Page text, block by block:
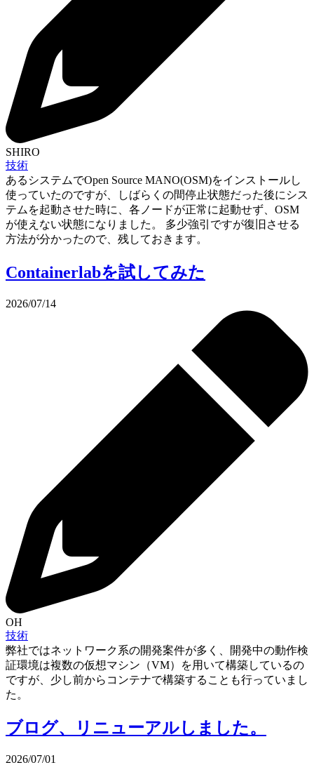
SHIRO
技術
あるシステムでOpen Source MANO(OSM)をインストールし
使っていたのですが、しばらくの間停止状態だった後にシス
テムを起動させた時に、各ノードが正常に起動せず、OSM
が使えない状態になりました。 多少強引ですが復旧させる
方法が分かったので、残しておきます。
Containerlabを試してみた
2026/07/14
OH
技術
弊社ではネットワーク系の開発案件が多く、開発中の動作検
証環境は複数の仮想マシン（VM）を用いて構築しているの
ですが、少し前からコンテナで構築することも行っていまし
た。
ブログ、リニューアルしました。
2026/07/01